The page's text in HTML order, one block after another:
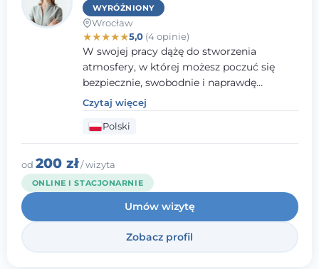
WYRÓŻNIONY
Wrocław
★★★★★5,0(4 opinie)
W swojej pracy dążę do stworzenia
atmosfery, w której możesz poczuć się
bezpiecznie, swobodnie i naprawdę
wysłuchany(-a). Zależy mi na
towarzyszeniu Ci w drodze do większego
dobrostanu, lepszego poznania siebie oraz
budowania wartościowych i
satysfakcjonujących relacji - zarówno z
innymi, jak i z samym sobą. Możliwość
bycia częścią tego procesu traktuję jako
duże wyróżnienie.
Czytaj więcej
Polski
od 200 zł/ wizyta
ONLINE I STACJONARNIE
Umów wizytę
Zobacz profil